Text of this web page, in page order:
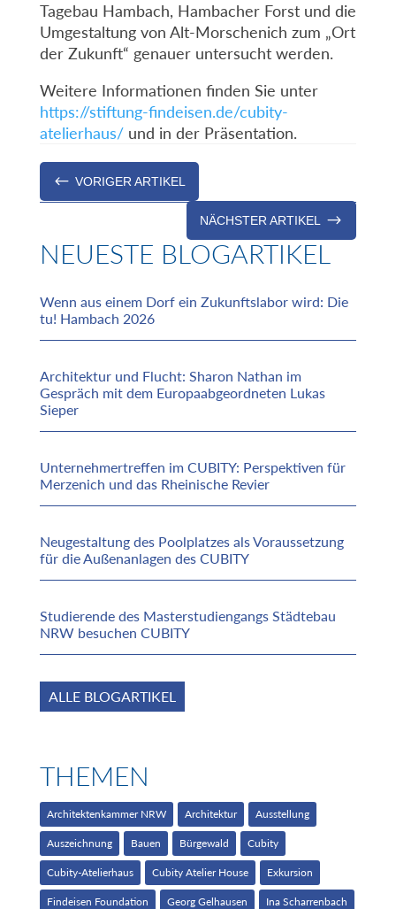
Tagebau Hambach, Hambacher Forst und die
Umgestaltung von Alt-Morschenich zum „Ort
der Zukunft“ genauer untersucht werden.
Weitere Informationen finden Sie unter
https://stiftung-findeisen.de/cubity-
atelierhaus/und in der Präsentation.
# VORIGER ARTIKEL
NÄCHSTER ARTIKEL $
NEUESTE BLOGARTIKEL
Wenn aus einem Dorf ein Zukunftslabor wird: Die
tu! Hambach 2026
Architektur und Flucht: Sharon Nathan im
Gespräch mit dem Europaabgeordneten Lukas
Sieper
Unternehmertreffen im CUBITY: Perspektiven für
Merzenich und das Rheinische Revier
Neugestaltung des Poolplatzes als Voraussetzung
für die Außenanlagen des CUBITY
Studierende des Masterstudiengangs Städtebau
NRW besuchen CUBITY
ALLE BLOGARTIKEL
THEMEN
Architektenkammer NRW Architektur Ausstellung
Auszeichnung Bauen Bürgewald Cubity
Cubity-Atelierhaus Cubity Atelier House Exkursion
Findeisen Foundation Georg Gelhausen Ina Scharrenbach